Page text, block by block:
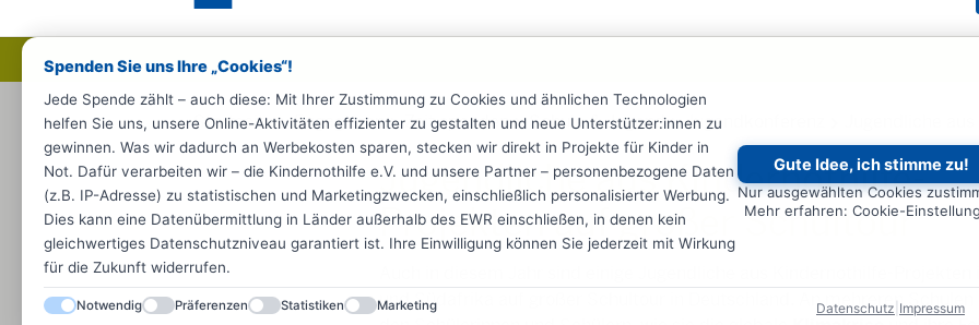
Spenden Sie uns Ihre „Cookies“!
Jede Spende zählt – auch diese: Mit Ihrer Zustimmung zu Cookies und ähnlichen Technologien
helfen Sie uns, unsere Online-Aktivitäten effizienter zu gestalten und neue Unterstützer:innen zu
gewinnen. Was wir dadurch an Werbekosten sparen, stecken wir direkt in Projekte für Kinder in
Not. Dafür verarbeiten wir – die Kindernothilfe e.V. und unsere Partner – personenbezogene Daten
(z.B. IP-Adresse) zu statistischen und Marketingzwecken, einschließlich personalisierter Werbung.
Dies kann eine Datenübermittlung in Länder außerhalb des EWR einschließen, in denen kein
gleichwertiges Datenschutzniveau garantiert ist. Ihre Einwilligung können Sie jederzeit mit Wirkung
für die Zukunft widerrufen.
Gute Idee, ich stimme zu!
Nur ausgewählten Cookies
Mehr erfahren: Cookie-
Notwendig Präferenzen Statistiken Marketing Datenschutz Impressum
Startseite Engagieren Zeit spenden Schule & Jugend Jugendkonferenz Jugendliche
Jugendliche aus Kindernothilfe-
Projekten auf großer Schultour
Auch in diesem Jahr sind einige Jugendliche aus Kindernothilfe-Projekten
und Südafrika auf großer Schultour in Deutschland. An mehreren